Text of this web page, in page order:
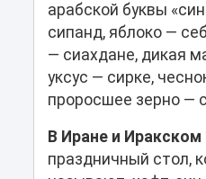
арабской буквы
сипанд, яблоко —
— сиахдане, дикая
уксус — сирке,
проросшее зерно —
В Иране и Иракском
праздничный стол,